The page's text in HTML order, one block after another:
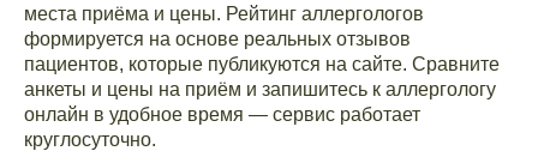
места приёма и цены. Рейтинг аллергологов
формируется на основе реальных отзывов
пациентов, которые публикуются на сайте. Сравните
анкеты и цены на приём и запишитесь к аллергологу
онлайн в удобное время — сервис работает
круглосуточно.